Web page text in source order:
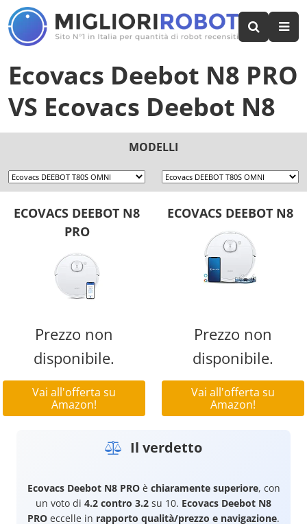
Ecovacs Deebot N8 PRO
VS Ecovacs Deebot N8
MODELLI
ECOVACS DEEBOT N8
PRO
ECOVACS DEEBOT N8
Prezzo non
disponibile.
Vai all'offerta su
Amazon!
Prezzo non
disponibile.
Vai all'offerta su
Amazon!
Il verdetto
Ecovacs Deebot N8 PROè chiaramente superiore, con
un voto di 4.2 contro 3.2 su 10. Ecovacs Deebot N8
PRO eccelle in rapporto qualità/prezzo e navigazione.